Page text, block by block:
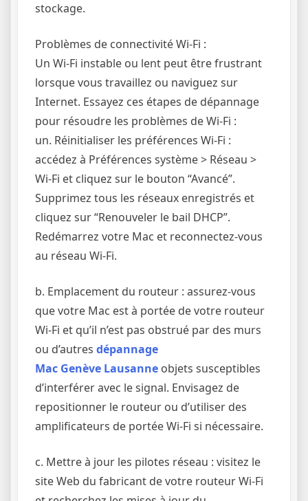
stockage.
Problèmes de connectivité Wi-Fi :
Un Wi-Fi instable ou lent peut être frustrant
lorsque vous travaillez ou naviguez sur
Internet. Essayez ces étapes de dépannage
pour résoudre les problèmes de Wi-Fi :
un. Réinitialiser les préférences Wi-Fi :
accédez à Préférences système > Réseau >
Wi-Fi et cliquez sur le bouton “Avancé”.
Supprimez tous les réseaux enregistrés et
cliquez sur “Renouveler le bail DHCP”.
Redémarrez votre Mac et reconnectez-vous
au réseau Wi-Fi.
b. Emplacement du routeur : assurez-vous
que votre Mac est à portée de votre routeur
Wi-Fi et qu’il n’est pas obstrué par des murs
ou d’autres dépannage
Mac Genève Lausanne objets susceptibles
d’interférer avec le signal. Envisagez de
repositionner le routeur ou d’utiliser des
amplificateurs de portée Wi-Fi si nécessaire.
c. Mettre à jour les pilotes réseau : visitez le
site Web du fabricant de votre routeur Wi-Fi